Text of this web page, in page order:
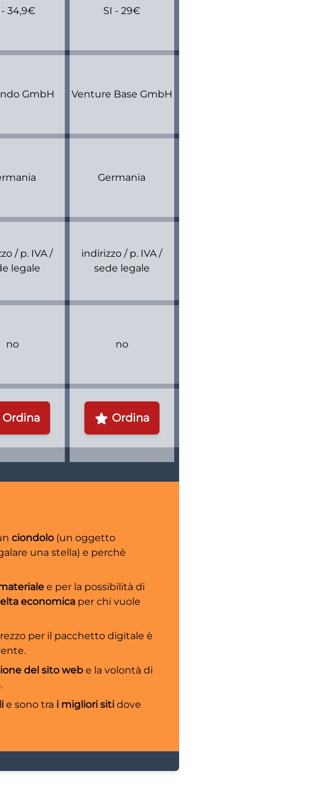
- 34,9€
GmbH
/ p. IVA /
legale
no
Ordina
SI - 29€
Venture Base GmbH
Germania
indirizzo / p. IVA /
sede legale
no
Ordina
ciondolo (un oggetto
una stella) e perchè
e per la possibilità di
economica per chi vuole
per il pacchetto digitale è
del sito web e la volontà di
e sono tra i migliori siti dove